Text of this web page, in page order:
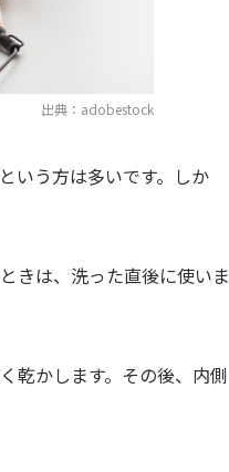
出典：adobestock
いう方は多いです。しか
きは、洗った直後に使いま
乾かします。その後、内側